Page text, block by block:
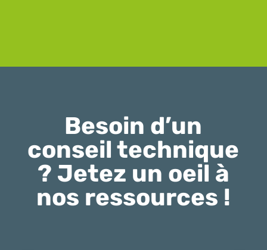
Besoin d’un
conseil technique
? Jetez un oeil à
nos ressources !